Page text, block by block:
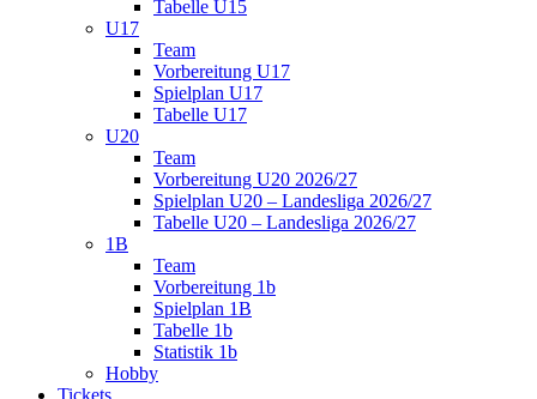
Tabelle U15
U17
Team
Vorbereitung U17
Spielplan U17
Tabelle U17
U20
Team
Vorbereitung U20 2026/27
Spielplan U20 – Landesliga 2026/27
Tabelle U20 – Landesliga 2026/27
1B
Team
Vorbereitung 1b
Spielplan 1B
Tabelle 1b
Statistik 1b
Hobby
Tickets